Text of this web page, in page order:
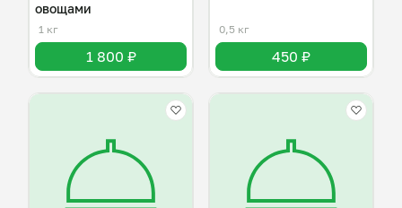
овощами
1 кг
1 800 ₽
0,5 кг
450 ₽